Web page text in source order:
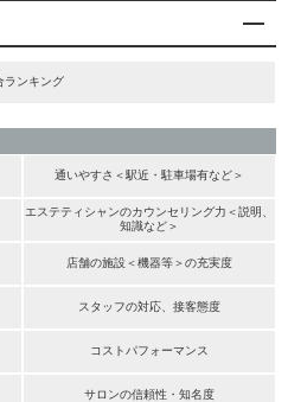
ランキング
通いやすさ＜駅近・駐車場有など＞
エステティシャンのカウンセリング力＜説明、
知識など＞
店舗の施設＜機器等＞の充実度
スタッフの対応、接客態度
コストパフォーマンス
サロンの信頼性・知名度